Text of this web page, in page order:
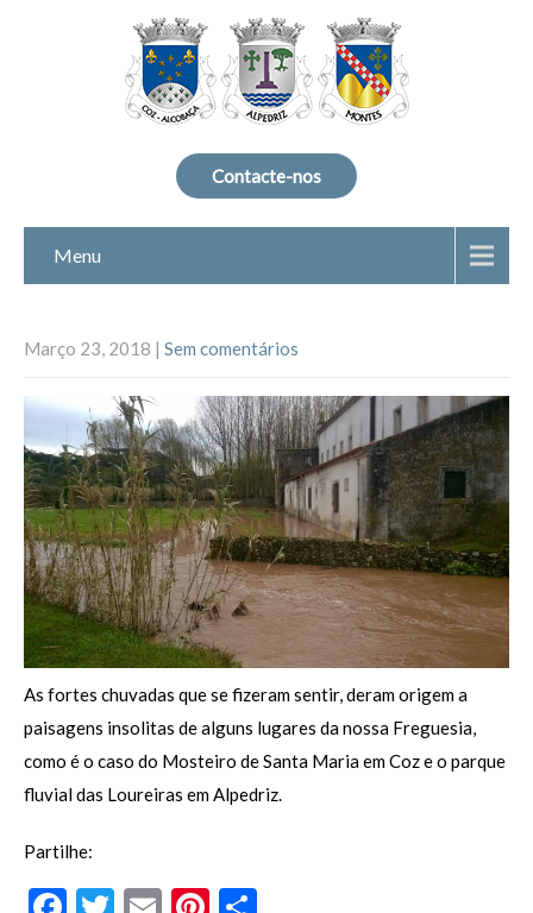
Contacte-nos
Menu
Março 23, 2018 | Sem comentários
As fortes chuvadas que se fizeram sentir, deram origem a
paisagens insolitas de alguns lugares da nossa Freguesia,
como é o caso do Mosteiro de Santa Maria em Coz e o parque
fluvial das Loureiras em Alpedriz.
Partilhe: